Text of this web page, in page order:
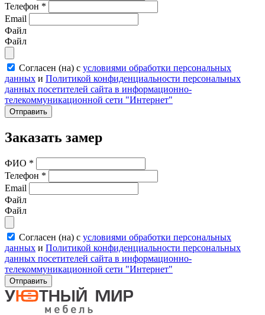
Телефон *
Email
Файл
Файл
Согласен (на) с условиями обработки персональных
данных и Политикой конфиденциальности персональных
данных посетителей сайта в информационно-
телекоммуникационной сети "Интернет"
Отправить
Заказать замер
ФИО *
Телефон *
Email
Файл
Файл
Согласен (на) с условиями обработки персональных
данных и Политикой конфиденциальности персональных
данных посетителей сайта в информационно-
телекоммуникационной сети "Интернет"
Отправить